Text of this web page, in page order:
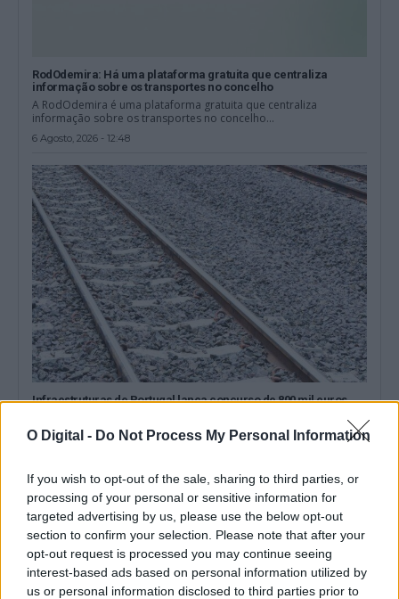
O Digital - Do Not Process My Personal Information
If you wish to opt-out of the sale, sharing to third parties, or
processing of your personal or sensitive information for
targeted advertising by us, please use the below opt-out
section to confirm your selection. Please note that after your
opt-out request is processed you may continue seeing
interest-based ads based on personal information utilized by
us or personal information disclosed to third parties prior to
RodOdemira: Há uma plataforma gratuita que centraliza
informação sobre os transportes no concelho
A RodOdemira é uma plataforma gratuita que centraliza
informação sobre os transportes no concelho...
6 Agosto, 2026 - 12:48
Infraestruturas de Portugal lança concurso de 800 mil euros
A Infraestruturas de Portugal (IP) lançou um concurso público, no
valor base de 800...